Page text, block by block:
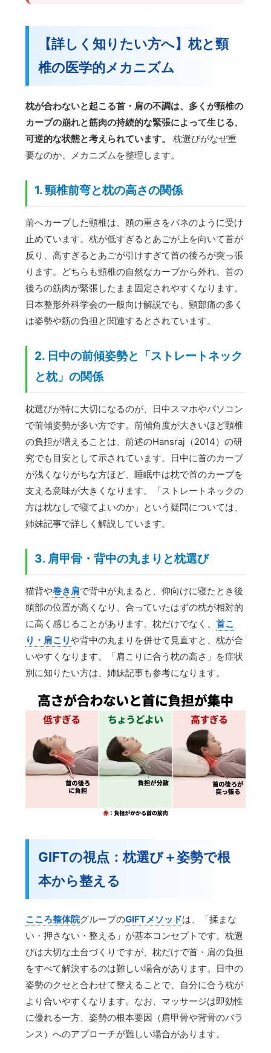
【詳しく知りたい方へ】枕と頸
椎の医学的メカニズム
枕が合わないと起こる首・肩の不調は、多くが頸椎の
カーブの崩れと筋肉の持続的な緊張によって生じる、
可逆的な状態と考えられています。
枕選びがなぜ重
要なのか、メカニズムを整理します。
1. 頸椎前弯と枕の高さの関係
前へカーブした頸椎は、頭の重さをバネのように受け
止めています。枕が低すぎるとあごが上を向いて首が
反り、高すぎるとあごが引けすぎて首の後ろが突っ張
ります。どちらも頸椎の自然なカーブから外れ、首の
後ろの筋肉が緊張したまま固定されやすくなります。
日本整形外科学会の一般向け解説でも、頸部痛の多く
は姿勢や筋の負担と関連するとされています。
2. 日中の前傾姿勢と「ストレートネック
と枕」の関係
枕選びが特に大切になるのが、日中スマホやパソコン
で前傾姿勢が多い方です。前傾角度が大きいほど頸椎
の負担が増えることは、前述のHansraj（2014）の研
究でも目安として示されています。日中に首のカーブ
が浅くなりがちな方ほど、睡眠中は枕で首のカーブを
支える意味が大きくなります。「ストレートネックの
方は枕なしで寝てよいのか」という疑問については、
姉妹記事で詳しく解説しています。
3. 肩甲骨・背中の丸まりと枕選び
猫背や巻き肩で背中が丸まると、仰向けに寝たとき後
頭部の位置が高くなり、合っていたはずの枕が相対的
に高く感じることがあります。枕だけでなく、首こ
り・肩こりや背中の丸まりを併せて見直すと、枕が合
いやすくなります。「肩こりに合う枕の高さ」を症状
別に知りたい方は、姉妹記事も参考になります。
GIFTの視点：枕選び＋姿勢で根
本から整える
こころ整体院グループのGIFTメソッドは、「揉まな
い・押さない・整える」が基本コンセプトです。枕選
びは大切な土台づくりですが、枕だけで首・肩の負担
をすべて解決するのは難しい場合があります。日中の
姿勢のクセと合わせて整えることで、自分に合う枕が
より合いやすくなります。なお、マッサージは即効性
に優れる一方、姿勢の根本要因（肩甲骨や背骨のバラ
ンス）へのアプローチが難しい場合があります。